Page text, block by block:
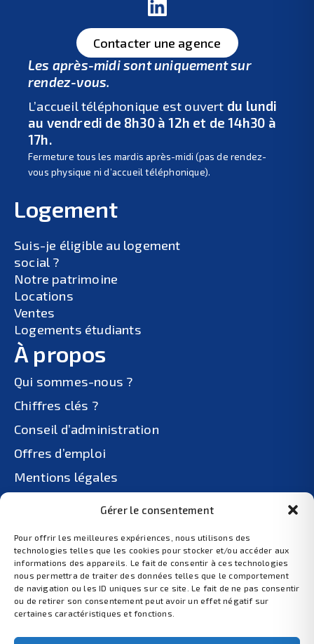
Gérer le consentement
Pour offrir les meilleures expériences, nous utilisons des
technologies telles que les cookies pour stocker et/ou accéder aux
informations des appareils. Le fait de consentir à ces technologies
nous permettra de traiter des données telles que le comportement
de navigation ou les ID uniques sur ce site. Le fait de ne pas consentir
ou de retirer son consentement peut avoir un effet négatif sur
certaines caractéristiques et fonctions.
Contacter une agence
Les après-midi sont uniquement sur
rendez-vous.
L’accueil téléphonique est ouvert du lundi
au vendredi de 8h30 à 12h et de 14h30 à
17h.
Fermeture tous les mardis après-midi (pas de rendez-
vous physique ni d’accueil téléphonique).
Logement
Suis-je éligible au logement
social ?
Notre patrimoine
Locations
Ventes
Logements étudiants
À propos
Qui sommes-nous ?
Chiffres clés ?
Conseil d’administration
Offres d’emploi
Mentions légales